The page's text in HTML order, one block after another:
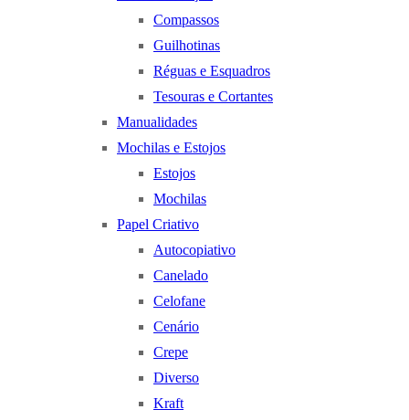
Compassos
Guilhotinas
Réguas e Esquadros
Tesouras e Cortantes
Manualidades
Mochilas e Estojos
Estojos
Mochilas
Papel Criativo
Autocopiativo
Canelado
Celofane
Cenário
Crepe
Diverso
Kraft